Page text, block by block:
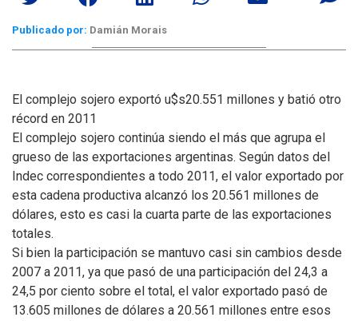
Publicado por: Damián Morais
El complejo sojero exportó u$s20.551 millones y batió otro
récord en 2011
El complejo sojero continúa siendo el más que agrupa el
grueso de las exportaciones argentinas. Según datos del
Indec correspondientes a todo 2011, el valor exportado por
esta cadena productiva alcanzó los 20.561 millones de
dólares, esto es casi la cuarta parte de las exportaciones
totales.
Si bien la participación se mantuvo casi sin cambios desde
2007 a 2011, ya que pasó de una participación del 24,3 a
24,5 por ciento sobre el total, el valor exportado pasó de
13.605 millones de dólares a 20.561 millones entre esos